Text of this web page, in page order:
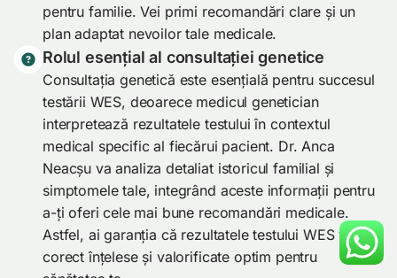
pentru familie. Vei primi recomandări clare și un
plan adaptat nevoilor tale medicale.
Rolul esențial al consultației genetice
Consultația genetică este esențială pentru succesul
testării WES, deoarece medicul genetician
interpretează rezultatele testului în contextul
medical specific al fiecărui pacient. Dr. Anca
Neacșu va analiza detaliat istoricul familial și
simptomele tale, integrând aceste informații pentru
a-ți oferi cele mai bune recomandări medicale.
Astfel, ai garanția că rezultatele testului WES vor fi
corect înțelese și valorificate optim pentru